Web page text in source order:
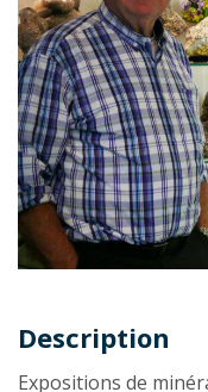
Description
Description
Expositions de